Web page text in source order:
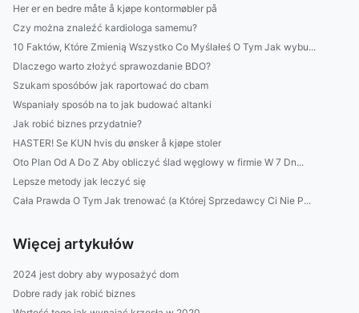
Her er en bedre måte å kjøpe kontormøbler på
Czy można znaleźć kardiologa samemu?
10 Faktów, Które Zmienią Wszystko Co Myślałeś O Tym Jak wybu...
Dlaczego warto złożyć sprawozdanie BDO?
Szukam sposóbów jak raportować do cbam
Wspaniały sposób na to jak budować altanki
Jak robić biznes przydatnie?
HASTER! Se KUN hvis du ønsker å kjøpe stoler
Oto Plan Od A Do Z Aby obliczyć ślad węglowy w firmie W 7 Dn...
Lepsze metody jak leczyć się
Cała Prawda O Tym Jak trenować (a Której Sprzedawcy Ci Nie P...
Więcej artykułów
2024 jest dobry aby wyposażyć dom
Dobre rady jak robić biznes